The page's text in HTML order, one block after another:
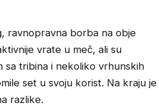
ravnopravna borba na obje
vrate u meč, ali su
sa tribina i nekoliko vrhunskih
set u svoju korist. Na kraju je
razlike.